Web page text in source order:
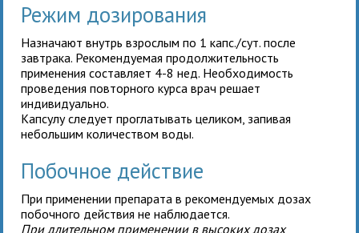
Режим дозирования
Назначают внутрьвзрослым по 1 капс./сут. после
завтрака. Рекомендуемая продолжительность
применения составляет 4-8 нед. Необходимость
проведения повторного курса врач решает
индивидуально.
Капсулу следует проглатывать целиком, запивая
небольшим количеством воды.
Побочное действие
При применении препарата в рекомендуемых дозах
побочного действия не наблюдается.
При длительном применении в высоких дозах